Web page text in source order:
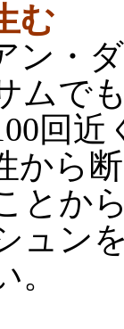
む
・
ムで
回近
から
とか
ュン